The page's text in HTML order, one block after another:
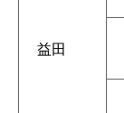
益田